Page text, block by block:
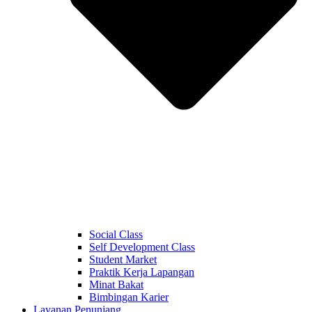
Social Class
Self Development Class
Student Market
Praktik Kerja Lapangan
Minat Bakat
Bimbingan Karier